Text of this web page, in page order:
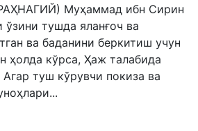
Муҳаммад ибн Сирин
тушда яланғоч ва
ва баданини беркитиш учун
ҳолда кўрса, Ҳаж талабида
туш кўрувчи покиза ва